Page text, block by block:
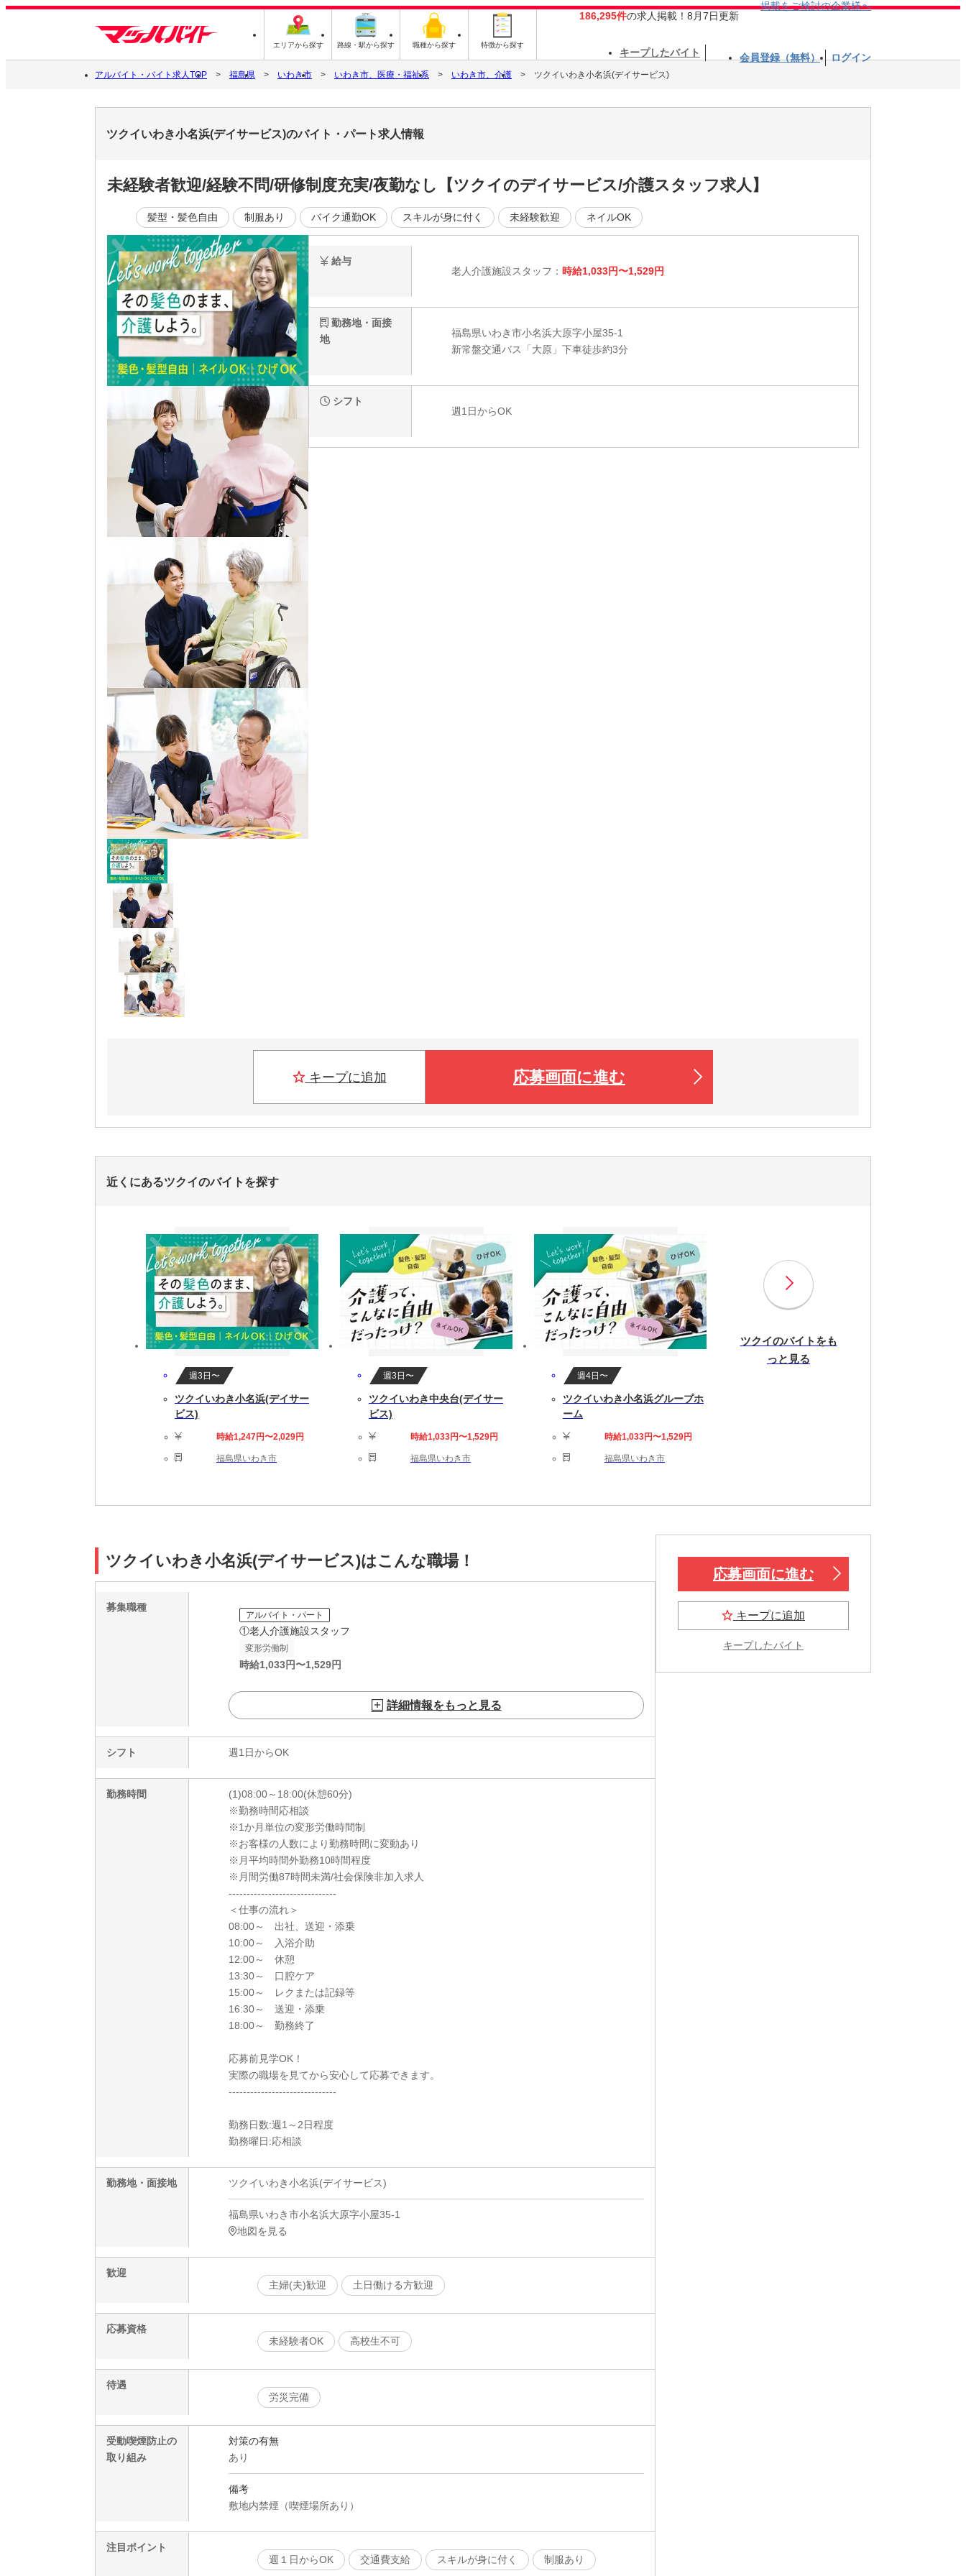
エリアから探す 路線・駅から探す 職種から探す 特徴から探す
186,295件の求人掲載！8月7日更新
掲載をご検討の企業様へ
キープしたバイト 会員登録（無料） ログイン
アルバイト・バイト求人TOP 福島県 いわき市 いわき市、医療・福祉系 いわき市、介護 ツクイいわき小名浜(デイサービス)
ツクイいわき小名浜(デイサービス)のバイト・パート求人情報
未経験者歓迎/経験不問/研修制度充実/夜勤なし【ツクイのデイサービス/介護スタッフ求人】
髪型・髪色自由 制服あり バイク通勤OK スキルが身に付く 未経験歓迎 ネイルOK
給与
老人介護施設スタッフ： 時給1,033円〜1,529円
勤務地・面接
地
福島県いわき市小名浜大原字小屋35-1
新常盤交通バス「大原」下車徒歩約3分
シフト
週1日からOK
キープに追加 応募画面に進む
近くにあるツクイのバイトを探す
週3日〜
ツクイいわき小名浜(デイサー
ビス)
時給1,247円〜2,029円
福島県いわき市
週3日〜
ツクイいわき中央台(デイサー
ビス)
時給1,033円〜1,529円
福島県いわき市
週4日〜
ツクイいわき小名浜グループホ
ーム
時給1,033円〜1,529円
福島県いわき市
ツクイのバイトをも
っと見る
ツクイいわき小名浜(デイサービス)はこんな職場！
募集職種
アルバイト・パート
①老人介護施設スタッフ
変形労働制
時給1,033円〜1,529円
詳細情報をもっと見る
シフト 週1日からOK
勤務時間
(1)08:00～18:00(休憩60分)
※勤務時間応相談
※1か月単位の変形労働時間制
※お客様の人数により勤務時間に変動あり
※月平均時間外勤務10時間程度
※月間労働87時間未満/社会保険非加入求人
------------------------------
＜仕事の流れ＞
08:00～ 出社、送迎・添乗
10:00～ 入浴介助
12:00～ 休憩
13:30～ 口腔ケア
15:00～ レクまたは記録等
16:30～ 送迎・添乗
18:00～ 勤務終了
応募前見学OK！
実際の職場を見てから安心して応募できます。
------------------------------
勤務日数:週1～2日程度
勤務曜日:応相談
勤務地・面接地 ツクイいわき小名浜(デイサービス)
福島県いわき市小名浜大原字小屋35-1
地図を見る
歓迎
主婦(夫)歓迎
土日働ける方歓迎
応募資格
未経験者OK
高校生不可
待遇
労災完備
受動喫煙防止の
取り組み
対策の有無
あり
備考
敷地内禁煙（喫煙場所あり）
注目ポイント
週１日からOK
交通費支給 スキルが身に付く 制服あり
応募画面に進む
キープに追加
キープしたバイト